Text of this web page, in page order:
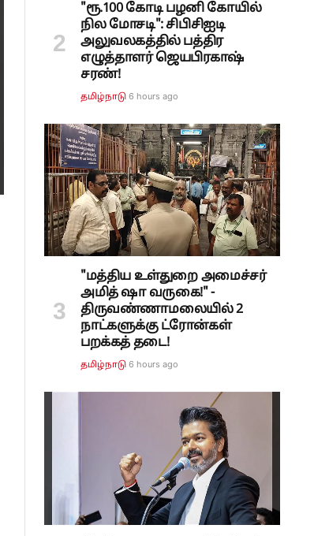
"ரூ.100 கோடி பழனி கோயில்
நில மோசடி": சிபிசிஐடி
அலுவலகத்தில் பத்திர
எழுத்தாளர் ஜெயபிரகாஷ்
சரண்!
தமிழ்நாடு 6 hours ago
"மத்திய உள்துறை அமைச்சர்
அமித் ஷா வருகை!" -
திருவண்ணாமலையில் 2
நாட்களுக்கு ட்ரோன்கள்
பறக்கத் தடை!
தமிழ்நாடு 6 hours ago